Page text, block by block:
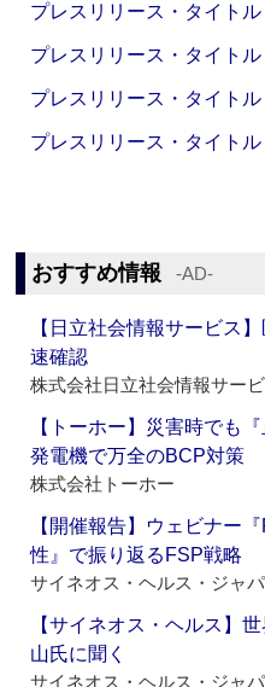
プレスリリース・タイト
プレスリリース・タイト
プレスリリース・タイト
プレスリリース・タイト
おすすめ情報 ‐AD‐
【日立社会情報サービス
速確認
株式会社日立社会情報サー
【トーホー】災害時でも
発電機で万全のBCP対策
株式会社トーホー
【開催報告】ウェビナー
性』で振り返るFSP戦略
サイネオス・ヘルス・ジャ
【サイネオス・ヘルス】
山氏に聞く
サイネオス・ヘルス・ジャ